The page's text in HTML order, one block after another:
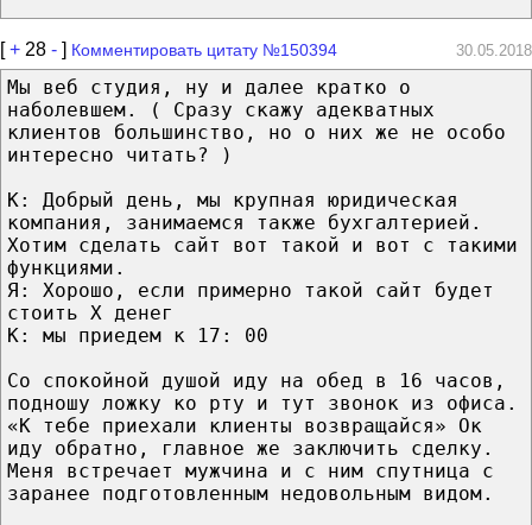
[+ 28 - ] Комментировать цитату №150394 30.05.2018
Мы веб студия, ну и далее кратко о
наболевшем. ( Сразу скажу адекватных
клиентов большинство, но о них же не особо
интересно читать? )
К: Добрый день, мы крупная юридическая
компания, занимаемся также бухгалтерией.
Хотим сделать сайт вот такой и вот с такими
функциями.
Я: Хорошо, если примерно такой сайт будет
стоить Х денег
К: мы приедем к 17: 00
Со спокойной душой иду на обед в 16 часов,
подношу ложку ко рту и тут звонок из офиса.
«К тебе приехали клиенты возвращайся» Ок
иду обратно, главное же заключить сделку.
Меня встречает мужчина и с ним спутница с
заранее подготовленным недовольным видом.